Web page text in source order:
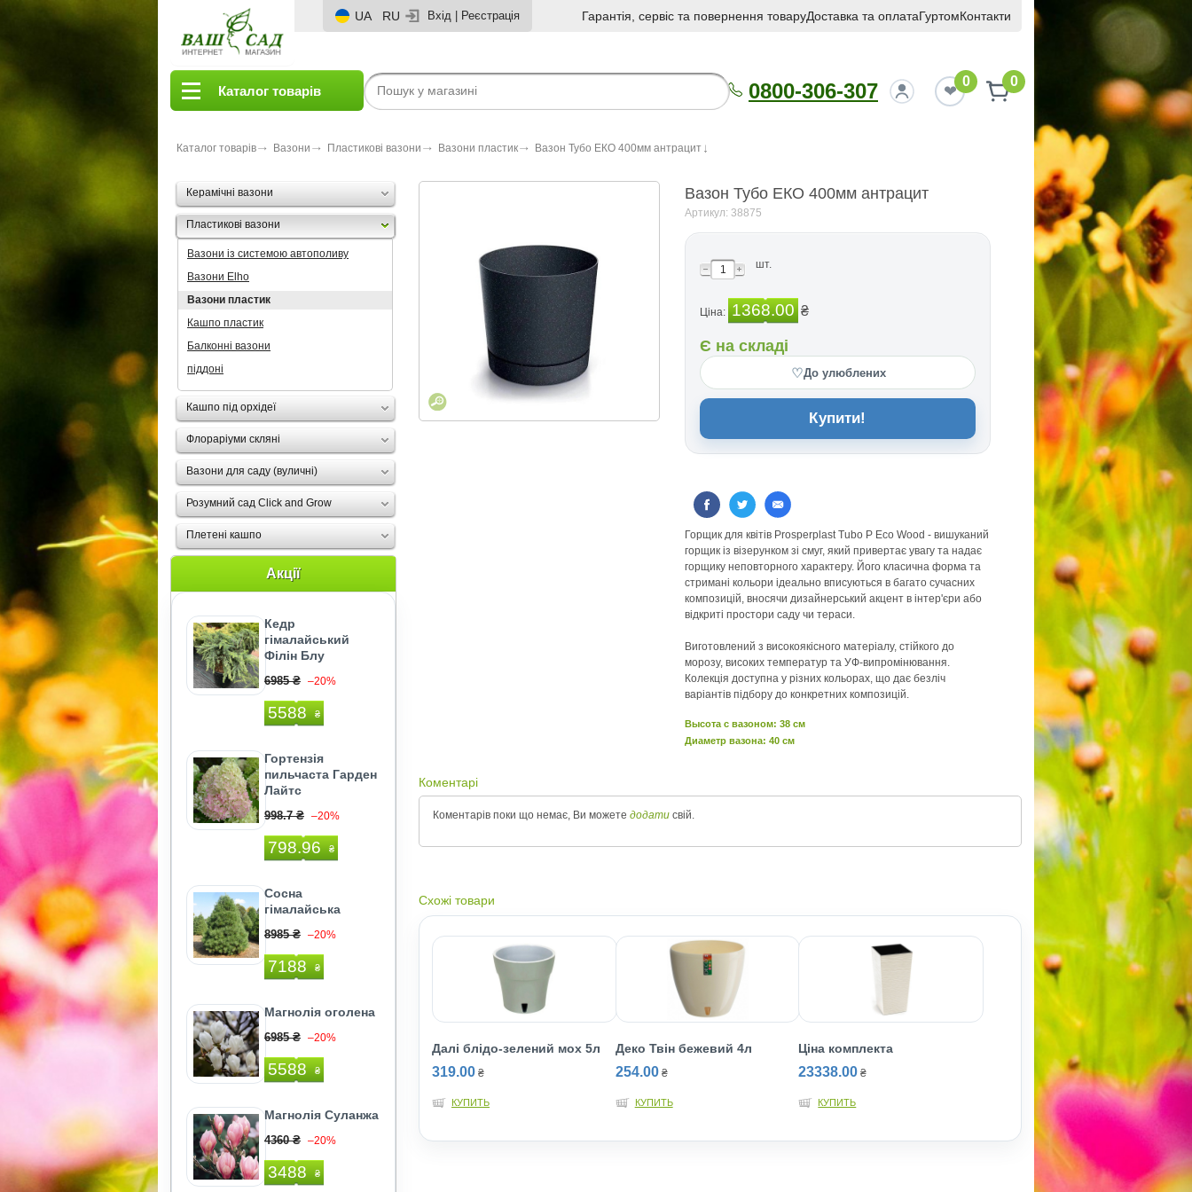
UA RU Вхід Реєстрація Гарантія, сервіс та повернення товаруДоставка та оплатаГуртомКонтакти
Каталог товарів 0800-306-307 0 0
Каталог товарів Вазони Пластикові вазони Вазони пластик Вазон Тубо ЕКО 400мм антрацит
Керамічні вазони
Пластикові вазони
Вазони із системою автополиву
Вазони Elho
Вазони пластик
Кашпо пластик
Балконні вазони
піддоні
Кашпо під орхідеї
Флораріуми скляні
Вазони для саду (вуличні)
Розумний сад Click and Grow
Плетені кашпо
Акції
Кедр
гімалайський
Філін Блу
6985 ₴ –20%
5588 ₴
Гортензія
пильчаста Гарден
Лайтс
998.7 ₴ –20%
798.96 ₴
Сосна
гімалайська
8985 ₴ –20%
7188 ₴
Магнолія оголена
6985 ₴ –20%
5588 ₴
Магнолія Суланжа
4360 ₴ –20%
3488 ₴
Вазон Тубо ЕКО 400мм антрацит
Артикул: 38875
шт.
Ціна: 1368.00 ₴
Є на складі
♡До улюблених
Купити!
Горщик для квітів Prosperplast Tubo P Eco Wood - вишуканий
горщик із візерунком зі смуг, який привертає увагу та надає
горщику неповторного характеру. Його класична форма та
стримані кольори ідеально вписуються в багато сучасних
композицій, вносячи дизайнерський акцент в інтер'єри або
відкриті простори саду чи тераси.
Виготовлений з високоякісного матеріалу, стійкого до
морозу, високих температур та УФ-випромінювання.
Колекція доступна у різних кольорах, що дає безліч
варіантів підбору до конкретних композицій.
Высота c вазоном: 38 см
Диаметр вазона: 40 см
Коментарі
Коментарів поки що немає, Ви можете додати свій.
Схожі товари
Далі блідо-зелений мох 5л
319.00 ₴
КУПИТЬ
Деко Твін бежевий 4л
254.00 ₴
КУПИТЬ
Ціна комплекта
23338.00 ₴
КУПИТЬ